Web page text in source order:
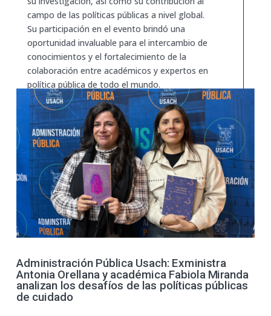
campo de las políticas públicas a nivel global.
Su participación en el evento brindó una
oportunidad invaluable para el intercambio de
conocimientos y el fortalecimiento de la
colaboración entre académicos y expertos en
política pública de todo el mundo.
Noticia publicada enFAE USACH
Administración Pública Usach: Exministra
Antonia Orellana y académica Fabiola Miranda
analizan los desafíos de las políticas públicas
de cuidado